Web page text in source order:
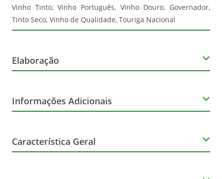
Vinho Tinto, Vinho Português, Vinho Douro, Governador,
Tinto Seco, Vinho de Qualidade, Touriga Nacional
Elaboração
Governador Douro
Informações Adicionais
Não
Característica Geral